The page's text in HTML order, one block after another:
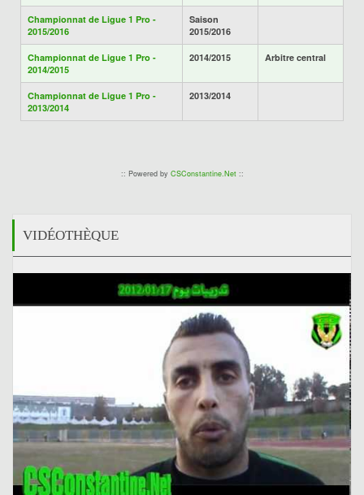
Championnat de Ligue 1 Pro -
2015/2016
Saison
2015/2016
Championnat de Ligue 1 Pro -
2014/2015
2014/2015 Arbitre central
Championnat de Ligue 1 Pro -
2013/2014
2013/2014
:: Powered by CSConstantine.Net::
VIDÉOTHÈQUE